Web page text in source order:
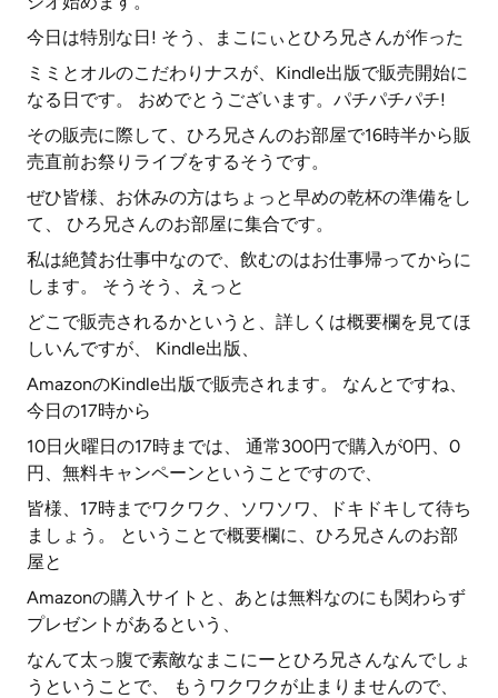
今日は特別な日! そう、まこにぃとひろ兄さんが作った
ミミとオルのこだわりナスが、Kindle出版で販売開始に
なる日です。 おめでとうございます。パチパチパチ!
その販売に際して、ひろ兄さんのお部屋で16時半から販
売直前お祭りライブをするそうです。
ぜひ皆様、お休みの方はちょっと早めの乾杯の準備をし
て、 ひろ兄さんのお部屋に集合です。
私は絶賛お仕事中なので、飲むのはお仕事帰ってからに
します。 そうそう、えっと
どこで販売されるかというと、詳しくは概要欄を見てほ
しいんですが、 Kindle出版、
AmazonのKindle出版で販売されます。 なんとですね、
今日の17時から
10日火曜日の17時までは、 通常300円で購入が0円、0
円、無料キャンペーンということですので、
皆様、17時までワクワク、ソワソワ、ドキドキして待ち
ましょう。 ということで概要欄に、ひろ兄さんのお部
屋と
Amazonの購入サイトと、あとは無料なのにも関わらず
プレゼントがあるという、
なんて太っ腹で素敵なまこにーとひろ兄さんなんでしょ
うということで、 もうワクワクが止まりませんので、